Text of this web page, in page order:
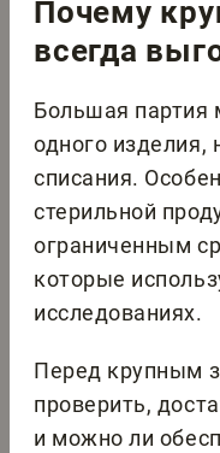
Почему
всегда
Большая партия
одного изделия,
списания.
стерильной
ограниченным
которые
исследованиях.
Перед крупным
проверить,
и можно ли